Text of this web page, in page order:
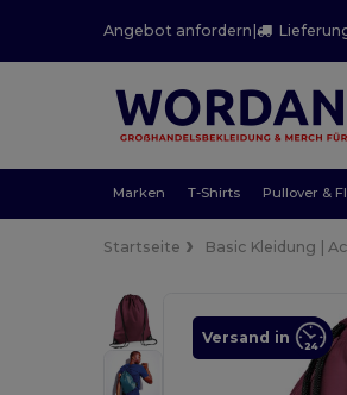
Angebot anfordern |
Marken T-Shirts Pullover &
Startseite Basic Kleidung |
Versand in